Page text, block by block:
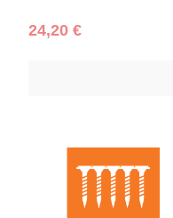
Regulärer Preis:
24,20 €